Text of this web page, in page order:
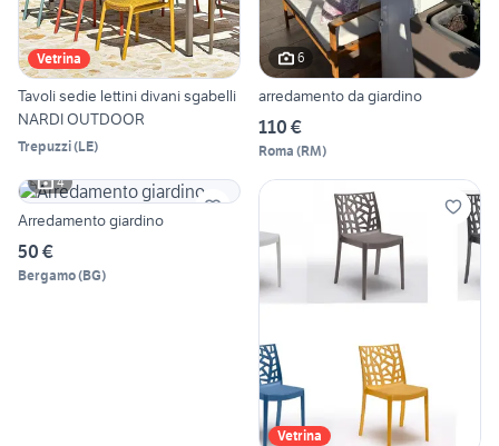
Vetrina
Tavoli sedie lettini divani sgabelli
NARDI OUTDOOR
Trepuzzi(LE)
6
arredamento da giardino
110 €
Roma (RM)
4
Arredamento giardino
50 €
Bergamo(BG)
Vetrina